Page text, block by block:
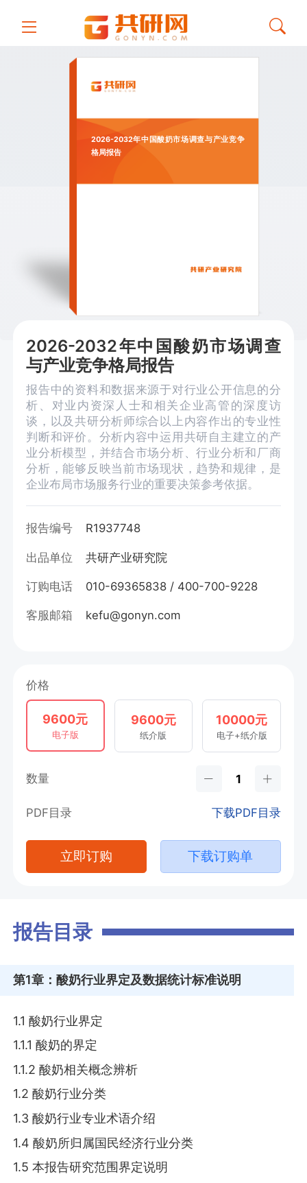
2026-2032年中国酸奶市场调查与产业竞争
格局报告
2026-2032年中国酸奶市场调查
与产业竞争格局报告
报告中的资料和数据来源于对行业公开信息的分
析、对业内资深人士和相关企业高管的深度访
谈，以及共研分析师综合以上内容作出的专业性
判断和评价。分析内容中运用共研自主建立的产
业分析模型，并结合市场分析、行业分析和厂商
分析，能够反映当前市场现状，趋势和规律，是
企业布局市场服务行业的重要决策参考依据。
报告编号 R1937748
出品单位 共研产业研究院
订购电话 010-69365838 / 400-700-9228
客服邮箱 kefu@gonyn.com
价格
9600元
电子版
9600元
纸介版
10000元
电子+纸介版
数量
PDF目录 下载PDF目录
立即订购 下载订购单
报告目录
第1章 ：酸奶行业界定及数据统计标准说明
1.1 酸奶行业界定
1.1.1 酸奶的界定
1.1.2 酸奶相关概念辨析
1.2 酸奶行业分类
1.3 酸奶行业专业术语介绍
1.4 酸奶所归属国民经济行业分类
1.5 本报告研究范围界定说明